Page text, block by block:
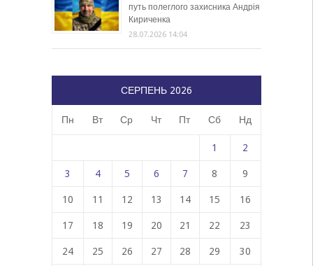
путь полеглого захисника Андрія
Кириченка
28.07.2026 14:04
СЕРПЕНЬ 2026
Пн Вт Ср Чт Пт Сб Нд
1 2
3 4 5 6 7 8 9
10 11 12 13 14 15 16
17 18 19 20 21 22 23
24 25 26 27 28 29 30